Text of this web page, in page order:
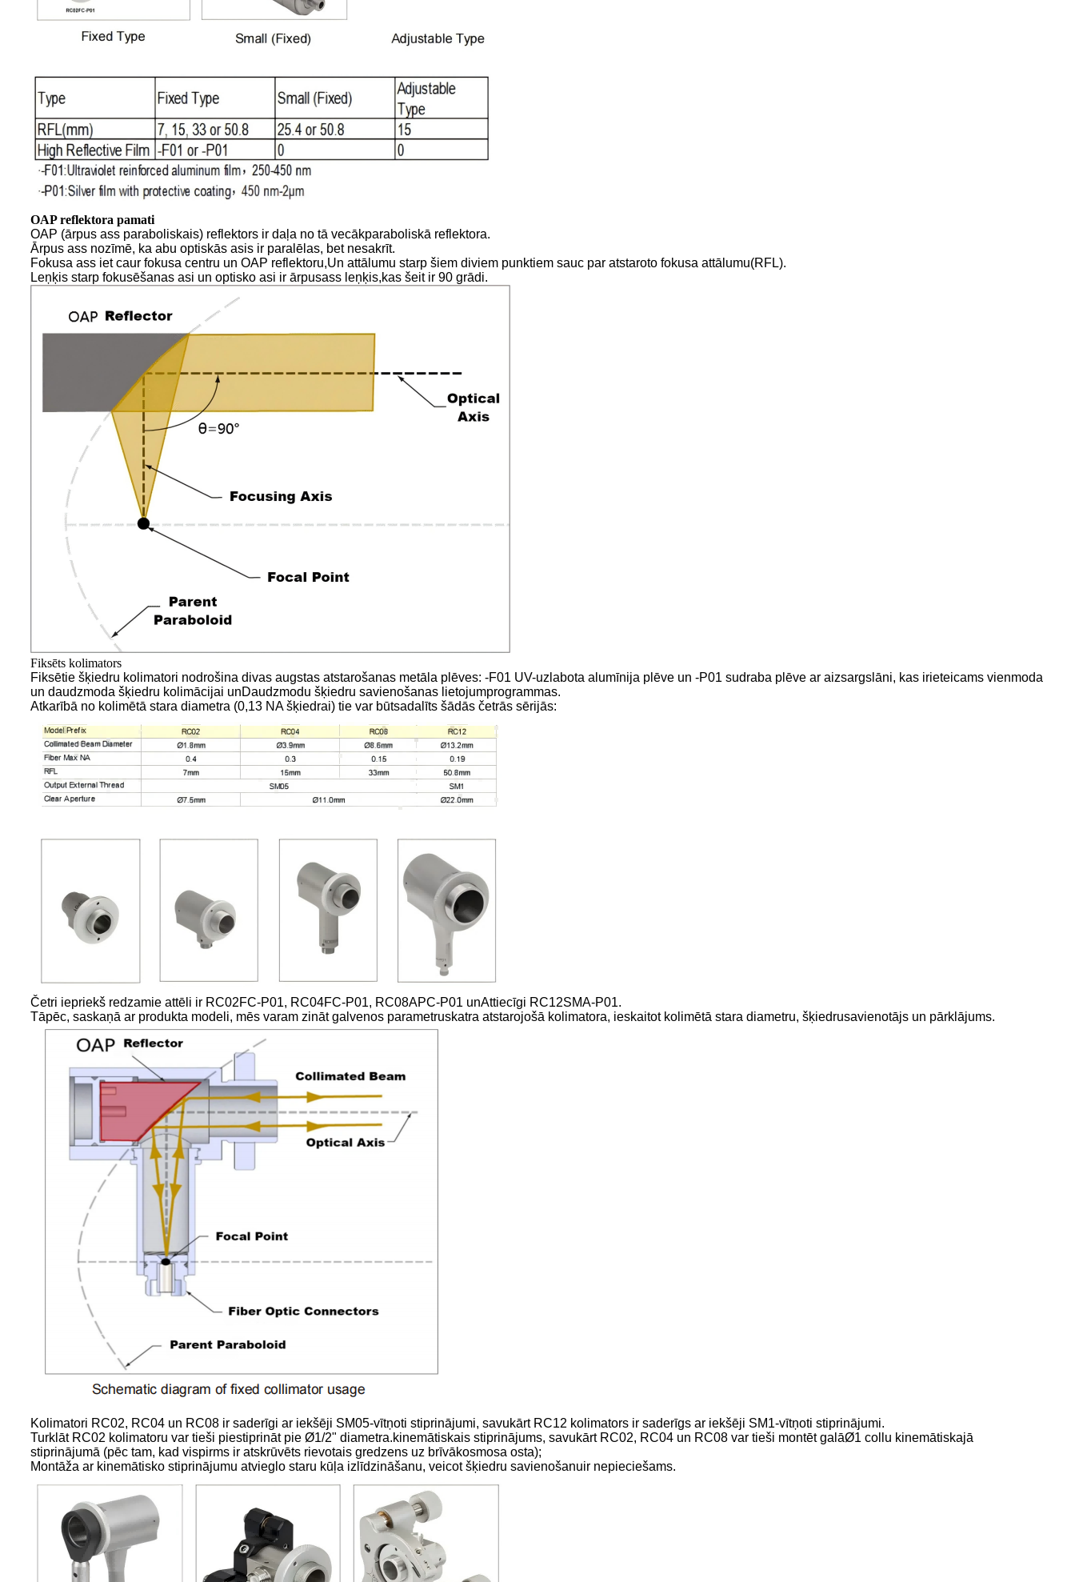
OAP reflektora pamati
OAP (ārpus ass paraboliskais) reflektors ir daļa no tā vecākparaboliskā reflektora.
Ārpus ass nozīmē, ka abu optiskās asis ir paralēlas, bet nesakrīt.
Fokusa ass iet caur fokusa centru un OAP reflektoru,Un attālumu starp šiem diviem punktiem sauc par atstaroto fokusa attālumu(RFL).
Leņķis starp fokusēšanas asi un optisko asi ir ārpusass leņķis,kas šeit ir 90 grādi.
Fiksēts kolimators
Fiksētie šķiedru kolimatori nodrošina divas augstas atstarošanas metāla plēves: -F01 UV-uzlabota alumīnija plēve un -P01 sudraba plēve ar aizsargslāni, kas irieteicams vienmoda
un daudzmoda šķiedru kolimācijai unDaudzmodu šķiedru savienošanas lietojumprogrammas.
Atkarībā no kolimētā stara diametra (0,13 NA šķiedrai) tie var būtsadalīts šādās četrās sērijās:
Četri iepriekš redzamie attēli ir RC02FC-P01, RC04FC-P01, RC08APC-P01 unAttiecīgi RC12SMA-P01.
Tāpēc, saskaņā ar produkta modeli, mēs varam zināt galvenos parametruskatra atstarojošā kolimatora, ieskaitot kolimētā stara diametru, šķiedrusavienotājs un pārklājums.
Kolimatori RC02, RC04 un RC08 ir saderīgi ar iekšēji SM05-vītņoti stiprinājumi, savukārt RC12 kolimators ir saderīgs ar iekšēji SM1-vītņoti stiprinājumi.
Turklāt RC02 kolimatoru var tieši piestiprināt pie Ø1/2" diametra.kinemātiskais stiprinājums, savukārt RC02, RC04 un RC08 var tieši montēt galāØ1 collu kinemātiskajā
stiprinājumā (pēc tam, kad vispirms ir atskrūvēts rievotais gredzens uz brīvākosmosa osta);
Montāža ar kinemātisko stiprinājumu atvieglo staru kūļa izlīdzināšanu, veicot šķiedru savienošanuir nepieciešams.